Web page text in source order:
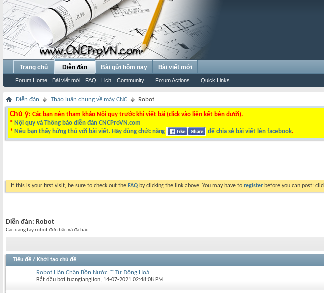
Trang chủ Diễn đàn
Forum Home Bài viết mới FAQ Lịch Community Forum Actions Quick Links
Bài gửi hôm nay Bài viết mới
Diễn đàn Thảo luận chung về máy CNC Robot
Chú ý: Các bạn nên tham khảo Nội quy trước khi viết bài (click vào liên kết bên dưới).
* Nội quy và Thông báo diễn đàn CNCProVN.com
* Nếu bạn thấy hứng thú với bài viết. Hãy dùng chức năng để chia sẻ bài viết lên facebook.
If this is your first visit, be sure to check out the FAQ by clicking the link above. You may have to register before you can post:
Diễn đàn: Robot
Các dạng tay robot đơn bậc và đa bậc
Tiêu đề / Khởi tạo chủ đề
Robot Hàn Chân Bồn Nước ™ Tự Động Hoá
Bắt đầu bởi tuangianglion‎, 14-07-2021 02:48:08 PM